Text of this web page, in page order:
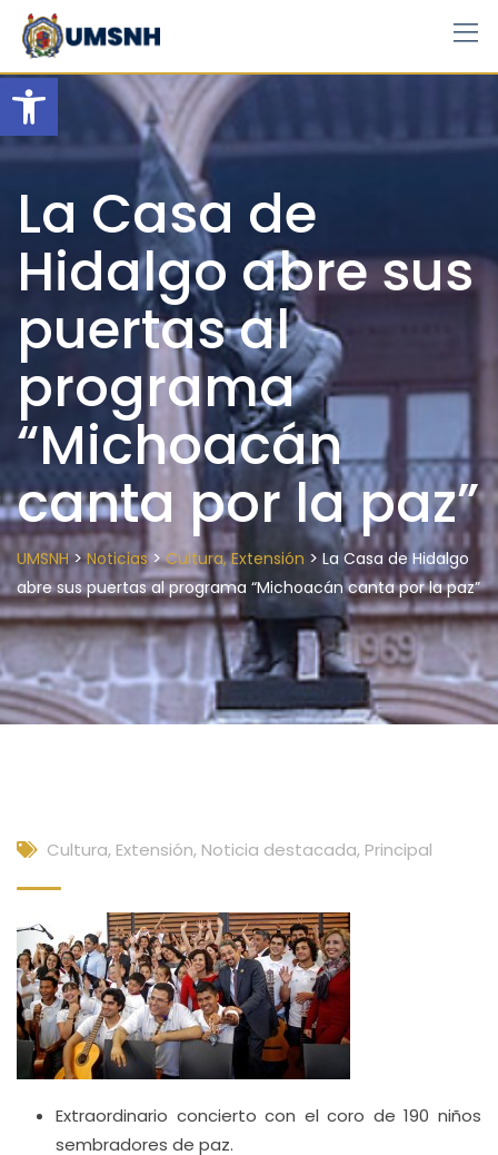
Open toolbar
Skip
content
La Casa de
Hidalgo abre sus
puertas al
programa
“Michoacán
canta por la paz”
UMSNH>Noticias>Cultura, Extensión > La Casa de Hidalgo
abre sus puertas al programa “Michoacán canta por la paz”
Cultura, Extensión, Noticia destacada, Principal
Extraordinario concierto con el coro de 190 niños
sembradores de paz.